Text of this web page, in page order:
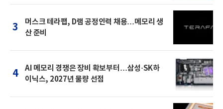
3
머스크 테라팹, D램 공정인력 채용…메모리 생
산 준비
4
AI 메모리 경쟁은 장비 확보부터…삼성·SK하
이닉스, 2027년 물량 선점